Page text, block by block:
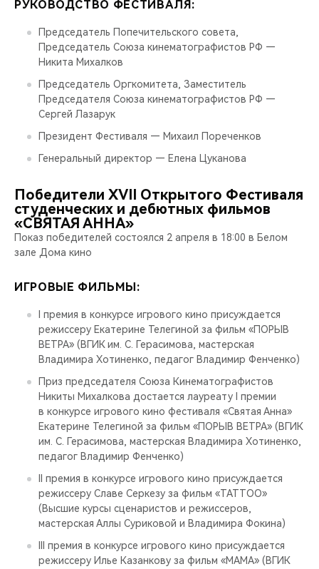
РУКОВОДСТВО ФЕСТИВАЛЯ:
Председатель Попечительского совета,
Председатель Союза кинематографистов РФ —
Никита Михалков
Председатель Оргкомитета, Заместитель
Председателя Союза кинематографистов РФ —
Сергей Лазарук
Президент Фестиваля — Михаил Пореченков
Генеральный директор — Елена Цуканова
Победители ХVII Открытого Фестиваля
студенческих и дебютных фильмов
«СВЯТАЯ АННА»
Показ победителей состоялся 2 апреля в 18:00 в Белом
зале Дома кино
ИГРОВЫЕ ФИЛЬМЫ:
I премия в конкурсе игрового кино присуждается
режиссеру Екатерине Телегиной за фильм «ПОРЫВ
ВЕТРА» (ВГИК им. С. Герасимова, мастерская
Владимира Хотиненко, педагог Владимир Фенченко)
Приз председателя Союза Кинематографистов
Никиты Михалкова достается лауреату I премии
в конкурсе игрового кино фестиваля «Святая Анна»
Екатерине Телегиной за фильм «ПОРЫВ ВЕТРА» (ВГИК
им. С. Герасимова, мастерская Владимира Хотиненко,
педагог Владимир Фенченко)
II премия в конкурсе игрового кино присуждается
режиссеру Славе Серкезу за фильм «TATTOO»
(Высшие курсы сценаристов и режиссеров,
мастерская Аллы Суриковой и Владимира Фокина)
III премия в конкурсе игрового кино присуждается
режиссеру Илье Казанкову за фильм «МАМА» (ВГИК